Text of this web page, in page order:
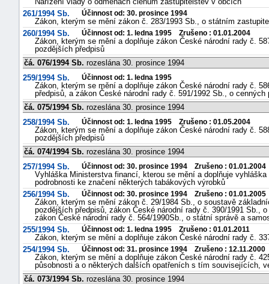
261/1994 Sb.
Účinnost od: 30. prosince 1994
Zákon, kterým se mění zákon č. 283/1993 Sb., o státním
260/1994 Sb.
Účinnost od: 1. ledna 1995 Zrušeno : 01.01.2004
Zákon, kterým se mění a doplňuje zákon České národní rady č.
pozdějších předpisů
čá. 076/1994 Sb. rozeslána 30. prosince 1994
259/1994 Sb.
Účinnost od: 1. ledna 1995
Zákon, kterým se mění a doplňuje zákon České národní rady č.
předpisů, a zákon České národní rady č. 591/1992 Sb., o
čá. 075/1994 Sb. rozeslána 30. prosince 1994
258/1994 Sb.
Účinnost od: 1. ledna 1995 Zrušeno : 01.05.2004
Zákon, kterým se mění a doplňuje zákon České národní rady č.
pozdějších předpisů
čá. 074/1994 Sb. rozeslána 30. prosince 1994
257/1994 Sb.
Účinnost od: 30. prosince 1994 Zrušeno : 01.01.2004
Vyhláška Ministerstva financí, kterou se mění a doplňuje
podrobnosti ke značení některých tabákových výrobků
256/1994 Sb.
Účinnost od: 30. prosince 1994 Zrušeno : 01.01.2005
Zákon, kterým se mění zákon č. 29/1984 Sb., o soustavě
pozdějších předpisů, zákon České národní rady č. 390/1991 Sb.,
zákon České národní rady č. 564/1990Sb., o státní správě a
255/1994 Sb.
Účinnost od: 1. ledna 1995 Zrušeno : 01.01.2011
Zákon, kterým se mění a doplňuje zákon České národní rady č.
254/1994 Sb.
Účinnost od: 31. prosince 1994 Zrušeno : 12.11.2000
Zákon, kterým se mění a doplňuje zákon České národní rady č.
působnosti a o některých dalších opatřeních s tím souvisejících,
čá. 073/1994 Sb. rozeslána 30. prosince 1994
+náhrady
-
náhrady